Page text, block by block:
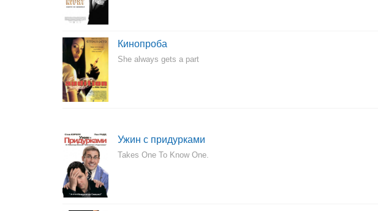
Кинопроба
She always gets a part
Ужин с придурками
Takes One To Know One.